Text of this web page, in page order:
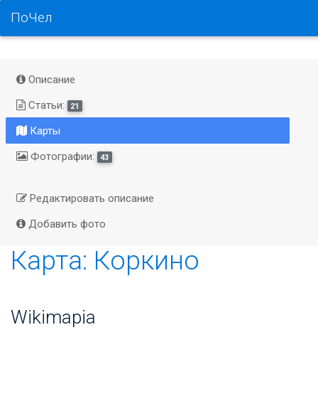
ПоЧел
Описание
Статьи:
21
Карты
Фотографии:
43
Редактировать описание
Добавить фото
Карта: Коркино
Wikimapia